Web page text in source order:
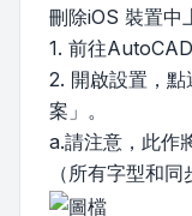
刪除iOS 裝置中
1. 前往
2. 開啟設置，
案」。
a.請注意，此作
（所有字型和同